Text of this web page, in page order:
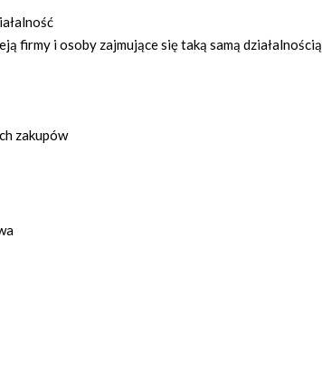
firmy i osoby zajmujące się taką samą działalnością
zakupów